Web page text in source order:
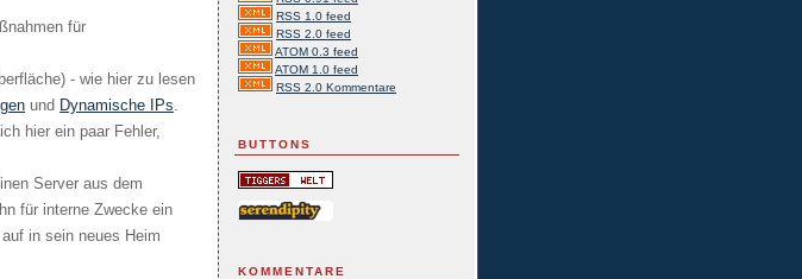
für
- wie hier zu lesen
und Dynamische IPs.
hier ein paar Fehler,
Server aus dem
für interne Zwecke ein
in sein neues Heim
RSS 1.0 feed
RSS 2.0 feed
ATOM 0.3 feed
ATOM 1.0 feed
RSS 2.0 Kommentare
BUTTONS
KOMMENTARE